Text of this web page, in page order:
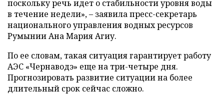
поскольку речь идет о стабильности уровня воды
в течение недели», – заявила пресс-секретарь
национального управления водных ресурсов
Румынии Ана Мария Агиу.
По ее словам, такая ситуация гарантирует работу
АЭС «Чернаводэ» еще на три-четыре дня.
Прогнозировать развитие ситуации на более
длительный срок сейчас сложно.